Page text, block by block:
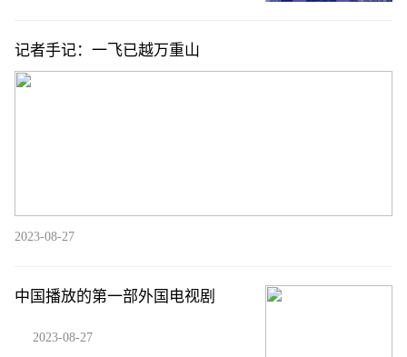
记者手记：一飞已越万重山
2023-08-27
中国播放的第一部外国电视剧
2023-08-27